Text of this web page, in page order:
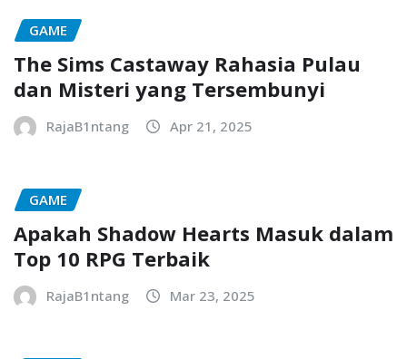
GAME
The Sims Castaway Rahasia Pulau
dan Misteri yang Tersembunyi
RajaB1ntang Apr 21, 2025
GAME
Apakah Shadow Hearts Masuk dalam
Top 10 RPG Terbaik
RajaB1ntang Mar 23, 2025